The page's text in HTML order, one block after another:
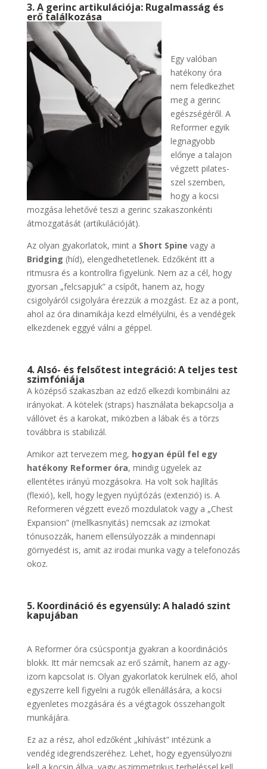
3. A gerinc artikulációja: Rugalmasság és
erő találkozása
Egy valóban
hatékony óra
nem feledkezhet
meg a gerinc
egészségéről. A
Reformer egyik
legnagyobb
előnye a talajon
végzett pilates-
szel szemben,
hogy a kocsi
mozgása lehetővé teszi a gerinc szakaszonkénti
átmozgatását (artikulációját).
Az olyan gyakorlatok, mint a Short Spine vagy a
Bridging (híd), elengedhetetlenek. Edzőként itt a
ritmusra és a kontrollra figyelünk. Nem az a cél, hogy
gyorsan „felcsapjuk” a csípőt, hanem az, hogy
csigolyáról csigolyára érezzük a mozgást. Ez az a pont,
ahol az óra dinamikája kezd elmélyülni, és a vendégek
elkezdenek eggyé válni a géppel.
4. Alsó- és felsőtest integráció: A teljes test
szimfóniája
A középső szakaszban az edző elkezdi kombinálni az
irányokat. A kötelek (straps) használata bekapcsolja a
vállövet és a karokat, miközben a lábak és a törzs
továbbra is stabilizál.
Amikor azt tervezem meg, hogyan épül fel egy
hatékony Reformer óra, mindig ügyelek az
ellentétes irányú mozgásokra. Ha volt sok hajlítás
(flexió), kell, hogy legyen nyújtózás (extenzió) is. A
Reformeren végzett evező mozdulatok vagy a „Chest
Expansion” (mellkasnyitás) nemcsak az izmokat
tónusozzák, hanem ellensúlyozzák a mindennapi
görnyedést is, amit az irodai munka vagy a telefonozás
okoz.
5. Koordináció és egyensúly: A haladó szint
kapujában
A Reformer óra csúcspontja gyakran a koordinációs
blokk. Itt már nemcsak az erő számít, hanem az agy-
izom kapcsolat is. Olyan gyakorlatok kerülnek elő, ahol
egyszerre kell figyelni a rugók ellenállására, a kocsi
egyenletes mozgására és a végtagok összehangolt
munkájára.
Ez az a rész, ahol edzőként „kihívást” intézünk a
vendég idegrendszeréhez. Lehet, hogy egyensúlyozni